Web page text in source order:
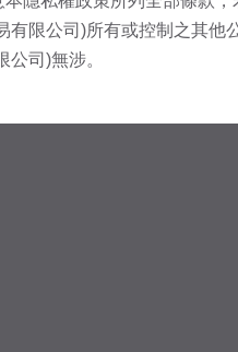
限公司)所有或控制之其
司)無涉。